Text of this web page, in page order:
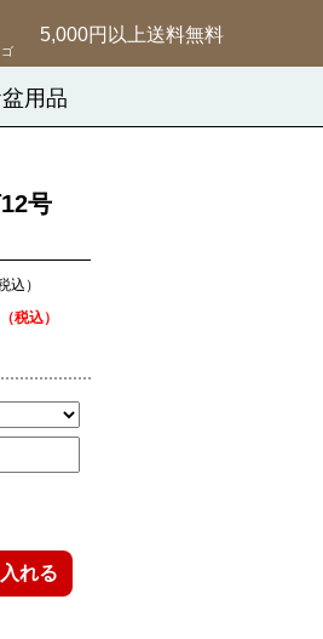
5,000円以上送料無料
用品
号
込）
（税込）